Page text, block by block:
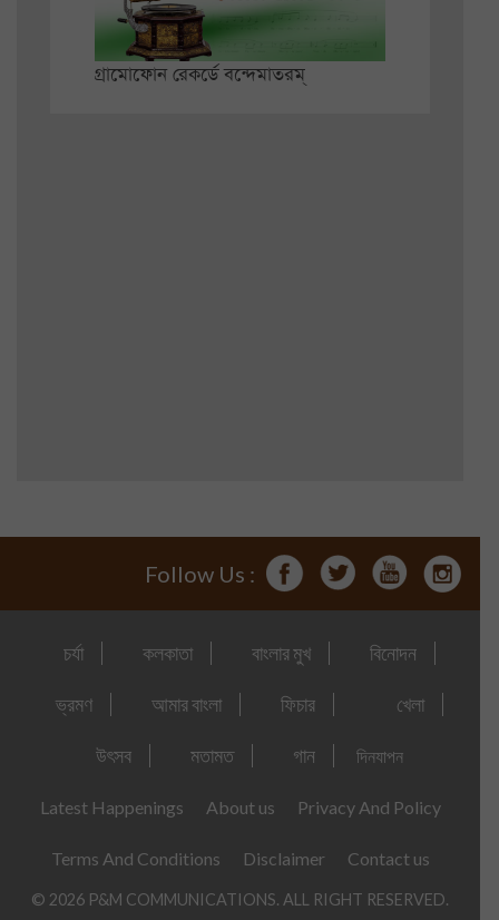
গ্রামোফোন রেকর্ডে বন্দেমাতরম্
Follow Us :
চর্যা কলকাতা বাংলার মুখ বিনোদন
ভ্রমণ আমার বাংলা ফিচার খেলা
উৎসব মতামত গান দিনযাপন
Latest Happenings About us Privacy And Policy
Terms And Conditions Disclaimer Contact us
© 2026 P&M COMMUNICATIONS. ALL RIGHT RESERVED.